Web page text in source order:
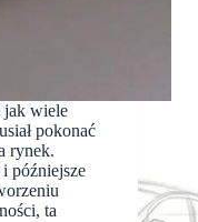
jak wiele
pokonać
rynek.
późniejsze
ta